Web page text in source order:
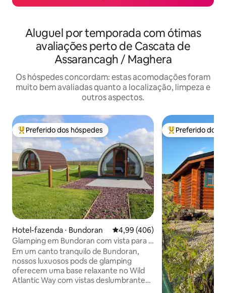
Aluguel por temporada com ótimas
avaliações perto de Cascata de
Assarancagh / Maghera
Os hóspedes concordam: estas acomodações foram
muito bem avaliadas quanto a localização, limpeza e
outros aspectos.
Entre os melhores preferidos dos hóspedes
Preferido dos hóspedes
Hotel-fazenda ⋅ Bundoran 4,99 de uma avaliação média de
4,99 (406)
Glamping em Bundoran com vista para o
mar
Em um canto tranquilo de Bundoran,
nossos luxuosos pods de glamping
oferecem uma base relaxante no Wild
Atlantic Way com vistas deslumbrantes
Entre os
Preferido dos